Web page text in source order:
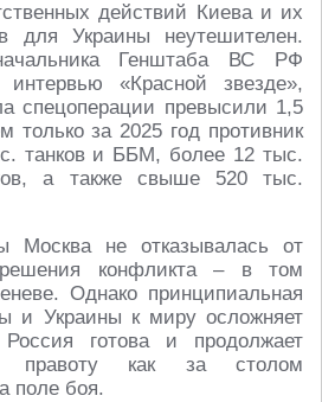
действий Киева и их
для Украины неутешителен.
Генштаба ВС РФ
«Красной звезде»,
спецоперации превысили 1,5
только за 2025 год противник
танков и ББМ, более 12 тыс.
а также свыше 520 тыс.
Москва не отказывалась от
решения конфликта – в том
Однако принципиальная
и Украины к миру осложняет
готова и продолжает
правоту как за столом
поле боя.